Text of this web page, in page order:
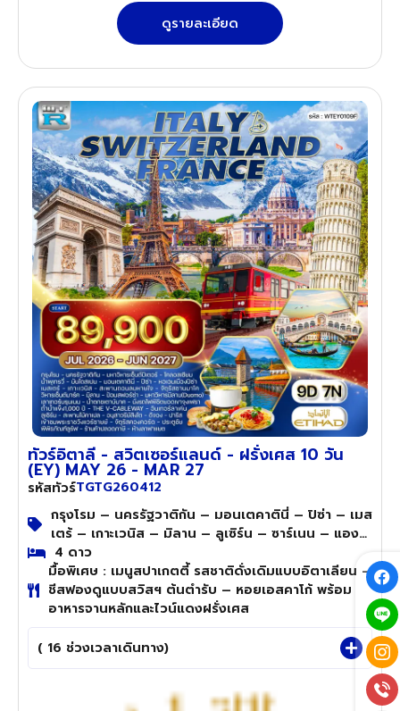
ดูรายละเอียด
ทัวร์อิตาลี - สวิตเซอร์แลนด์ - ฝรั่งเศส 10 วัน
(EY) MAY 26 - MAR 27
รหัสทัวร์TGTG260412
กรุงโรม – นครรัฐวาติกัน – มอนเตคาตินี่ – ปิซ่า – เมส
เตร้ – เกาะเวนิส – มิลาน – ลูเซิร์น – ซาร์เนน – แอง
เกลเบิร์ก – สแตน – เลาเทอร์บรุนเนน – อินเทอร์ลา
เก้น – ลูเซิร์น – ดีจอง – ปารีส
4 ดาว
มื้อพิเศษ : เมนูสปาเกตตี้ รสชาติดั่งเดิมแบบอิตาเลียน –
ชีสฟองดูแบบสวิสฯ ต้นตำรับ – หอยเอสคาโก้ พร้อม
อาหารจานหลักและไวน์แดงฝรั่งเศส
( 16 ช่วงเวลาเดินทาง)